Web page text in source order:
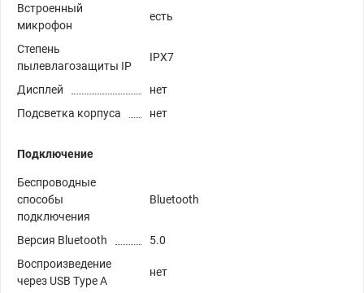
Встроенный
микрофон
есть
Степень
пылевлагозащиты IP
IPX7
Дисплей
нет
Подсветка корпуса
нет
Подключение
Беспроводные
способы
подключения
Bluetooth
Версия Bluetooth
5.0
Воспроизведение
через USB Type A
нет